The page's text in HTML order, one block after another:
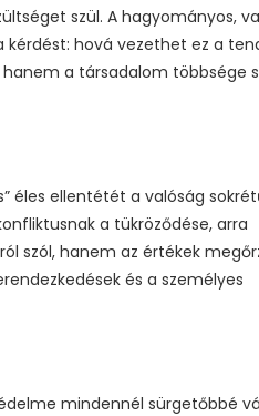
szül. A hagyományos,
kérdést: hová vezethet ez a
a társadalom többsége
éles ellentétét a valóság
a tükröződése, arra
szól, hanem az értékek
és a személyes
mindennél sürgetőbbé